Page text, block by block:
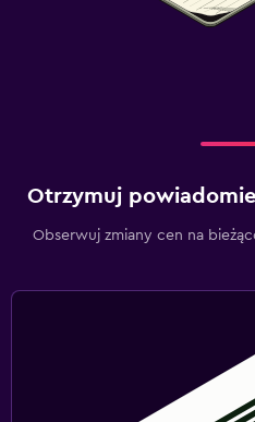
Otrzymuj
Obserwuj zmiany cen na